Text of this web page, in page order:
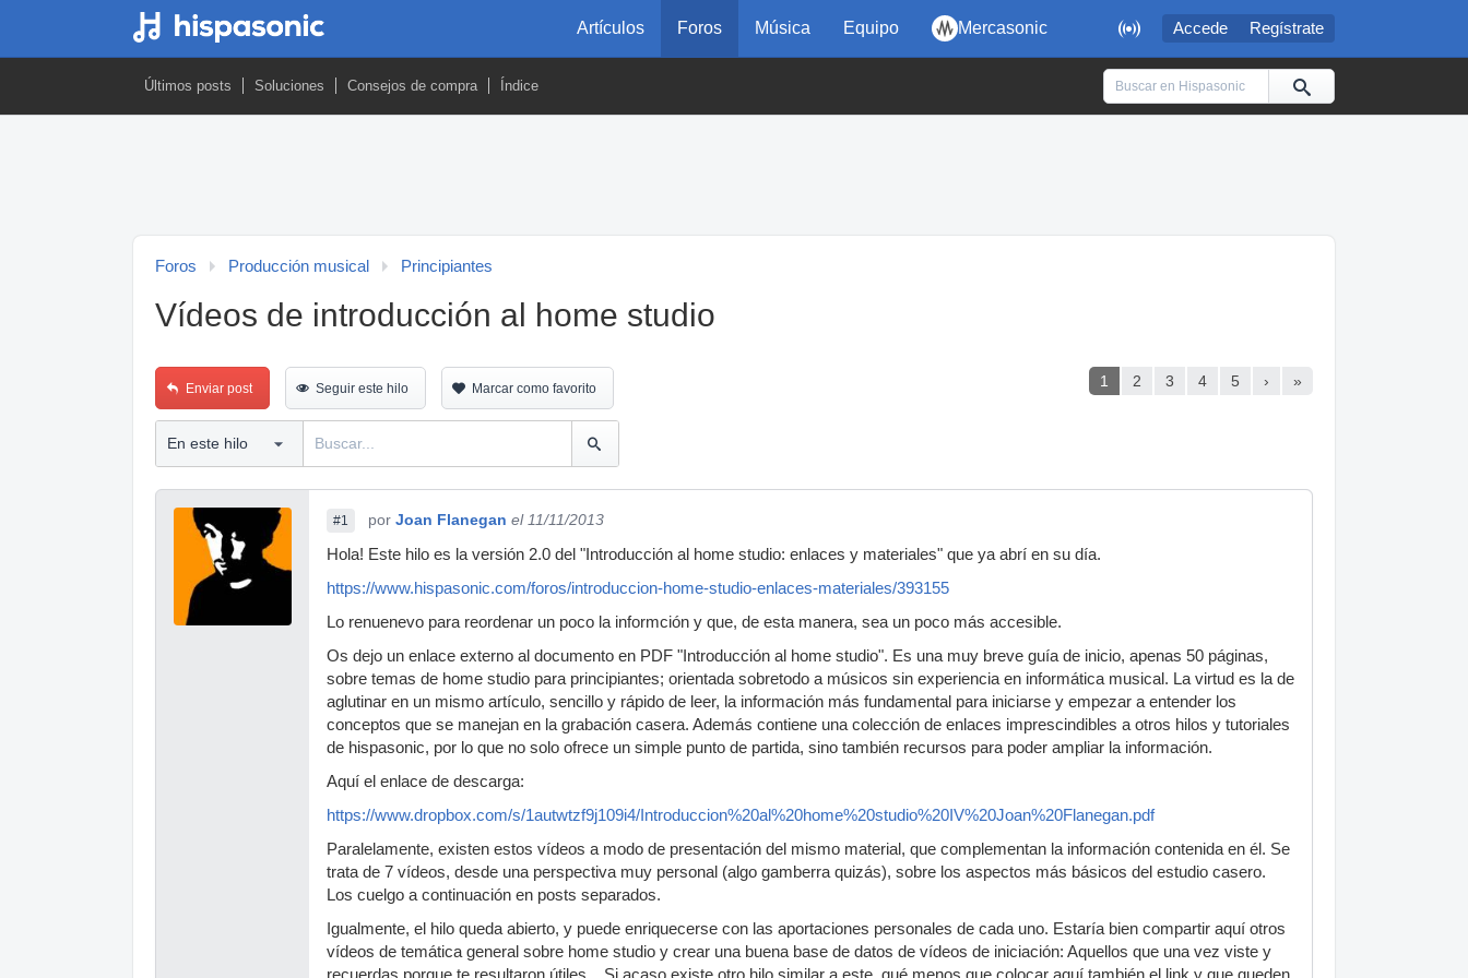
 Accede Regístrate
Artículos Foros Música Equipo Mercasonic
Últimos posts Soluciones Consejos de compra Índice
Foros Producción musical Principiantes
Vídeos de introducción al home studio
1 2 3 4 5 › »
Enviar post Seguir este hilo Marcar como favorito
#1 por Joan Flanegan el 11/11/2013
Hola! Este hilo es la versión 2.0 del "Introducción al home studio: enlaces y materiales" que ya abrí en su día.
https://www.hispasonic.com/foros/introduccion-home-studio-enlaces-materiales/393155
Lo renuenevo para reordenar un poco la informción y que, de esta manera, sea un poco más accesible.
Os dejo un enlace externo al documento en PDF "Introducción al home studio". Es una muy breve guía de inicio, apenas 50 páginas,
sobre temas de home studio para principiantes; orientada sobretodo a músicos sin experiencia en informática musical. La virtud es la de
aglutinar en un mismo artículo, sencillo y rápido de leer, la información más fundamental para iniciarse y empezar a entender los
conceptos que se manejan en la grabación casera. Además contiene una colección de enlaces imprescindibles a otros hilos y tutoriales
de hispasonic, por lo que no solo ofrece un simple punto de partida, sino también recursos para poder ampliar la información.
Aquí el enlace de descarga:
https://www.dropbox.com/s/1autwtzf9j109i4/Introduccion%20al%20home%20studio%20IV%20Joan%20Flanegan.pdf
Paralelamente, existen estos vídeos a modo de presentación del mismo material, que complementan la información contenida en él. Se
trata de 7 vídeos, desde una perspectiva muy personal (algo gamberra quizás), sobre los aspectos más básicos del estudio casero.
Los cuelgo a continuación en posts separados.
Igualmente, el hilo queda abierto, y puede enriquecerse con las aportaciones personales de cada uno. Estaría bien compartir aquí otros
vídeos de temática general sobre home studio y crear una buena base de datos de vídeos de iniciación: Aquellos que una vez viste y